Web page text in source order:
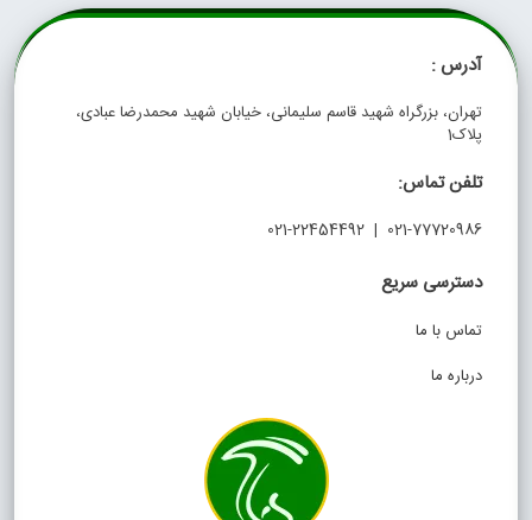
آدرس :
تهران، بزرگراه شهید قاسم سلیمانی، خیابان شهید محمدرضا عبادی،
پلاک1
تلفن تماس:
021-77720986 | 021-22454492
دسترسی سریع
تماس با ما
درباره ما